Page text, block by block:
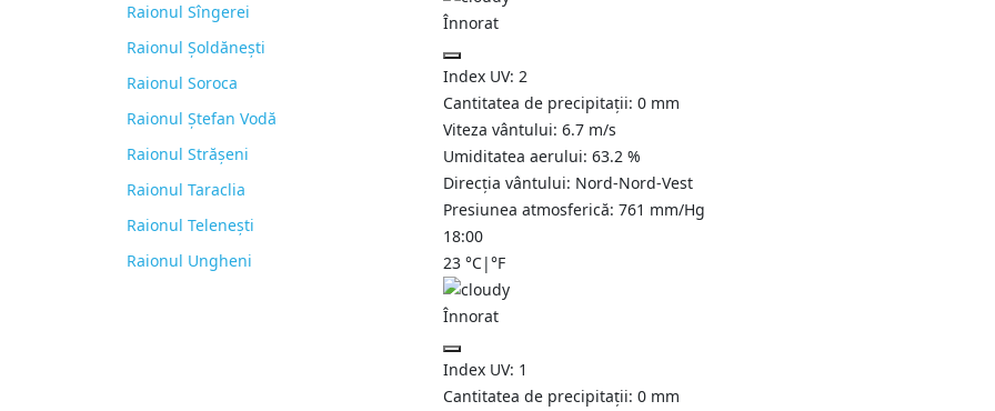
Raionul Sîngerei
Raionul Șoldănești
Raionul Soroca
Raionul Ștefan Vodă
Raionul Strășeni
Raionul Taraclia
Raionul Telenești
Raionul Ungheni
Înnorat
Index UV: 2
Cantitatea de precipitații: 0 mm
Viteza vântului: 6.7 m/s
Umiditatea aerului: 63.2 %
Direcția vântului: Nord-Nord-Vest
Presiunea atmosferică: 761 mm/Hg
18:00
23 °C|°F
Înnorat
Index UV: 1
Cantitatea de precipitații: 0 mm